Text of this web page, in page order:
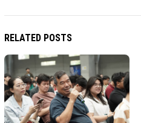
RELATED POSTS